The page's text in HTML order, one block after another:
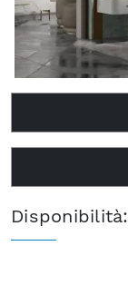
Disponibilità: